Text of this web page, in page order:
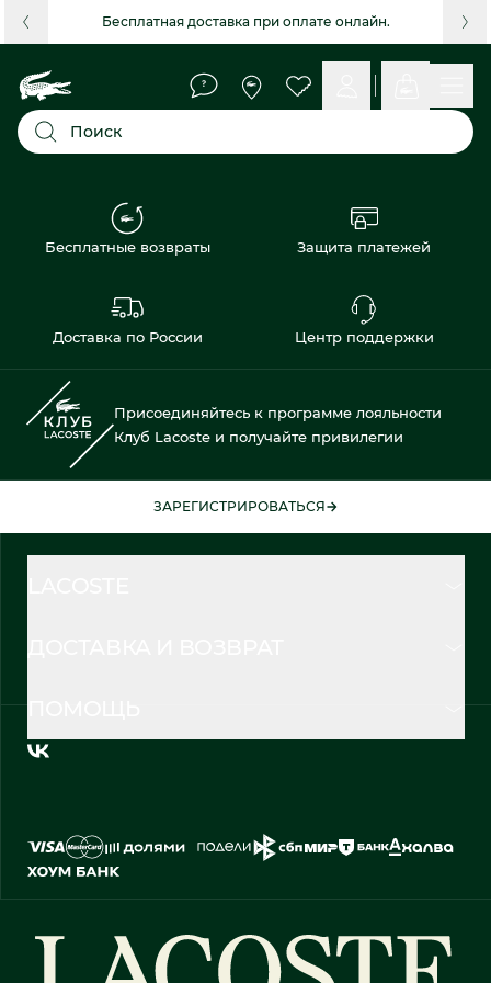
Бесплатная доставка при оплате онлайн.
Поиск
Бесплатные возвраты Защита платежей
Доставка по России Центр поддержки
Присоединяйтесь к программе лояльности
Клуб Lacoste и получайте привилегии
ЗАРЕГИСТРИРОВАТЬСЯ